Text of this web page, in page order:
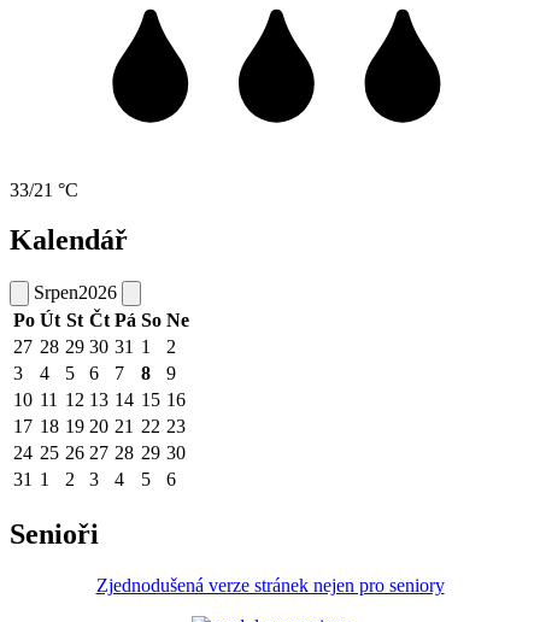
33/21 °C
Kalendář
Srpen2026
Po Út St Čt Pá So Ne
27 28 29 30 31 1
2
3
4 5 6 7 8
9
10 11 12 13 14 15 16
17 18 19 20 21 22 23
24 25 26 27 28 29 30
31 1 2 3 4 5 6
Senioři
Zjednodušená verze stránek nejen pro seniory